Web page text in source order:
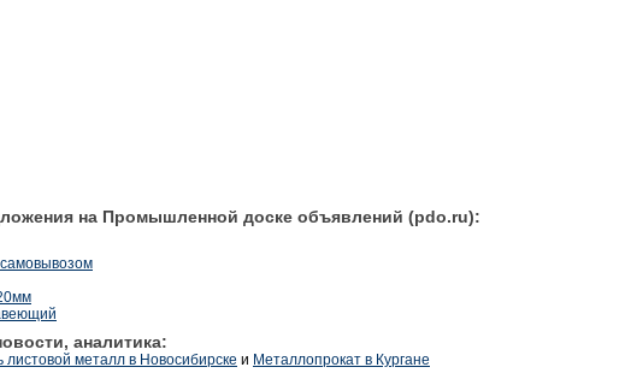
на Промышленной доске объявлений (pdo.ru):
аналитика:
листовой металл в Новосибирске и Металлопрокат в Кургане